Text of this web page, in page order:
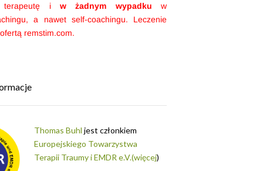
terapeutę i w żadnym wypadku w
a nawet self-coachingu. Leczenie
remstim.com.
Thomas Buhl jest członkiem
Europejskiego Towarzystwa
Terapii Traumy i EMDR e.V.(więcej)